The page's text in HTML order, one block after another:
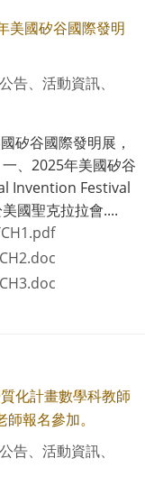
美國矽谷國際發明
告、活動資訊、
矽谷國際發明展，
、2025年美國矽谷
Invention Festival
國聖克拉拉會....
化計畫數學科教師
報名參加。
告、活動資訊、